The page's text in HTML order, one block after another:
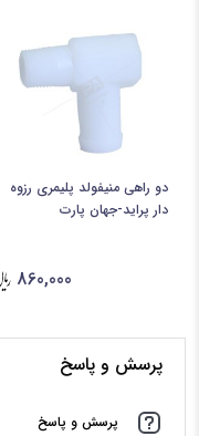
دو راهی منیفولد پلیمری رزوه
دار پراید-جهان پارت
860,000
پرسش و پاسخ
پرسش و پاسخ